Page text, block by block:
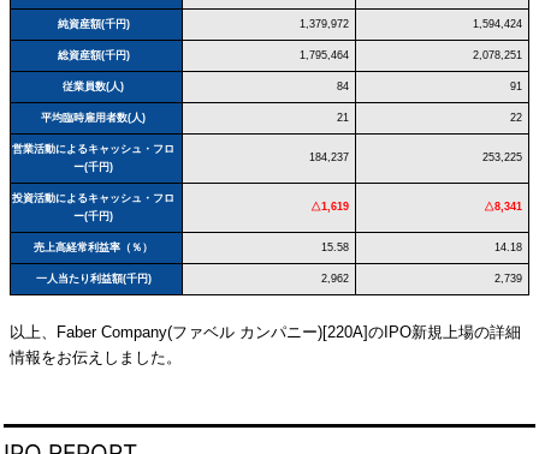
純資産額(千円) 1,379,972 1,594,424
総資産額(千円) 1,795,464 2,078,251
従業員数(人) 84 91
平均臨時雇用者数(人) 21 22
営業活動によるキャッシュ・フロ
ー(千円)
184,237 253,225
投資活動によるキャッシュ・フロ
ー(千円)
△1,619 △8,341
売上高経常利益率（％） 15.58 14.18
一人当たり利益額(千円) 2,962 2,739
以上、Faber Company(ファベル カンパニー)[220A]のIPO新規上場の詳細
情報をお伝えしました。